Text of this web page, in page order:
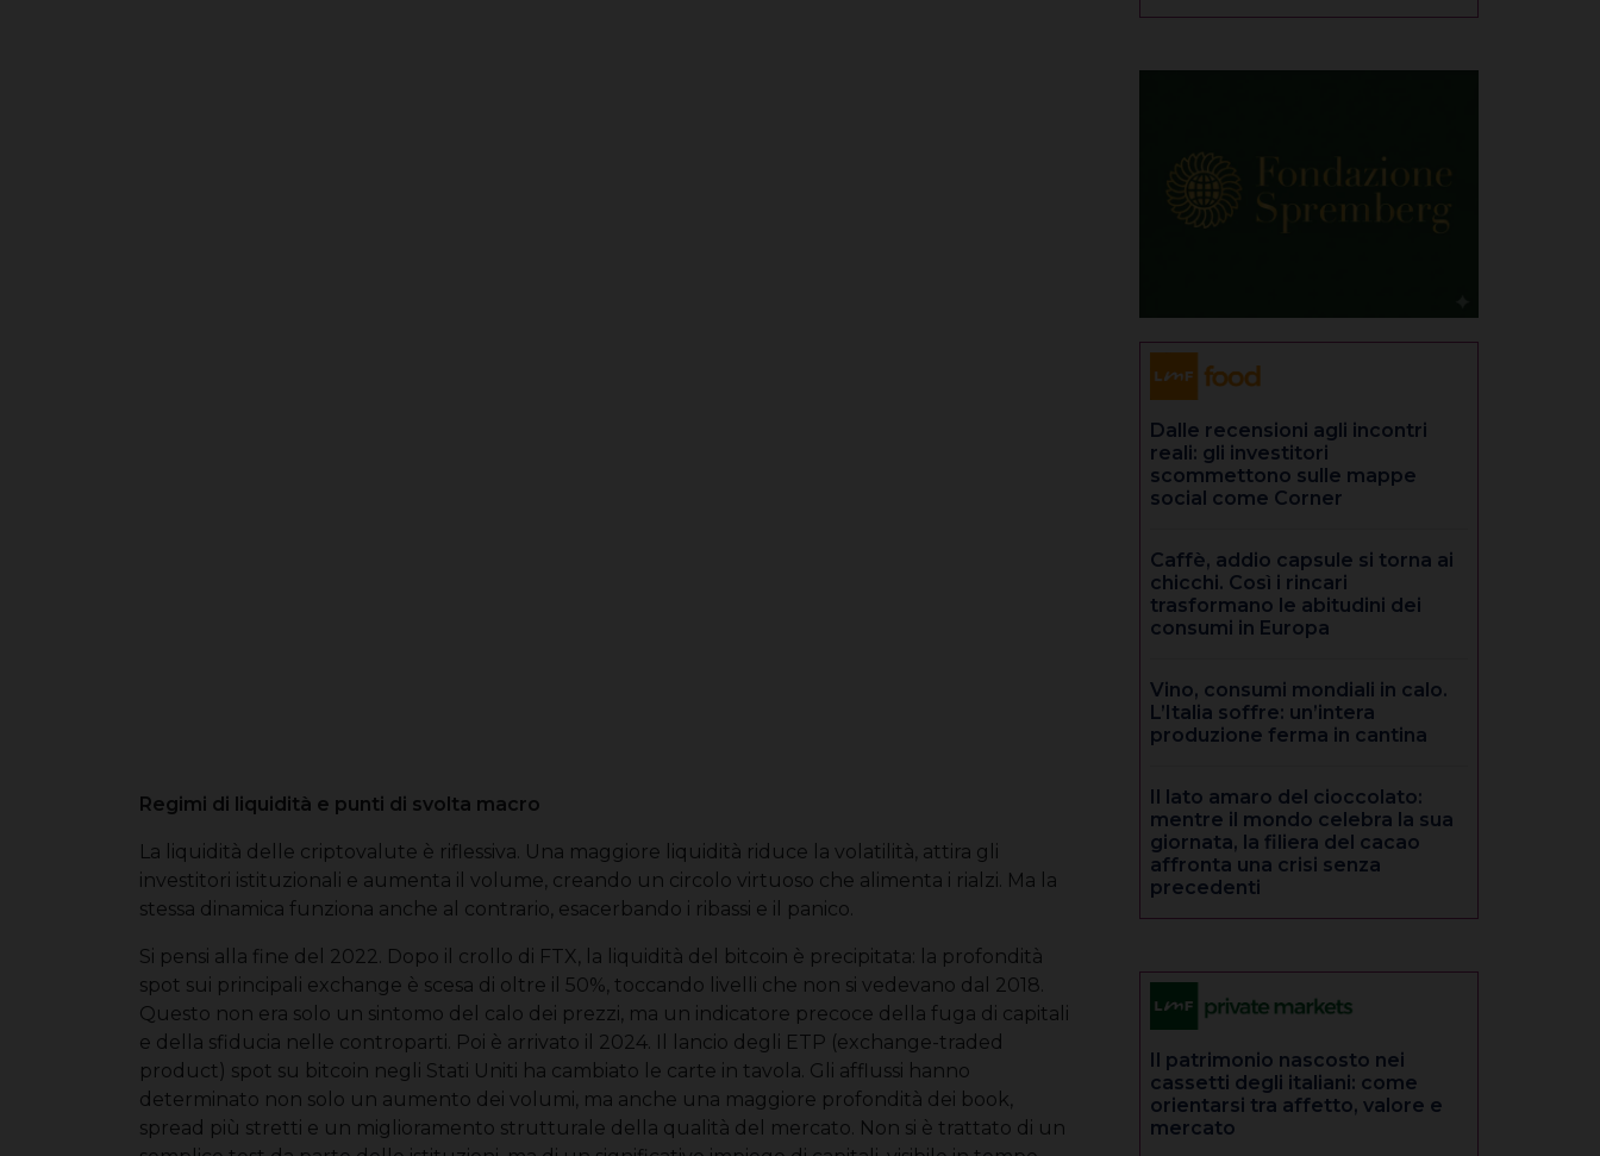
Regimi di liquidità e punti di svolta macro
La liquidità delle criptovalute è riflessiva. Una maggiore liquidità riduce la volatilità, attira gli
investitori istituzionali e aumenta il volume, creando un circolo virtuoso che alimenta i rialzi. Ma la
stessa dinamica funziona anche al contrario, esacerbando i ribassi e il panico.
Si pensi alla fine del 2022. Dopo il crollo di FTX, la liquidità del bitcoin è precipitata: la profondità
spot sui principali exchange è scesa di oltre il 50%, toccando livelli che non si vedevano dal 2018.
Questo non era solo un sintomo del calo dei prezzi, ma un indicatore precoce della fuga di capitali
e della sfiducia nelle controparti. Poi è arrivato il 2024. Il lancio degli ETP (exchange-traded
product) spot su bitcoin negli Stati Uniti ha cambiato le carte in tavola. Gli afflussi hanno
determinato non solo un aumento dei volumi, ma anche una maggiore profondità dei book,
spread più stretti e un miglioramento strutturale della qualità del mercato. Non si è trattato di un
Dalle recensioni agli incontri
reali: gli investitori
scommettono sulle mappe
social come Corner
Caffè, addio capsule si torna ai
chicchi. Così i rincari
trasformano le abitudini dei
consumi in Europa
Vino, consumi mondiali in calo.
L’Italia soffre: un’intera
produzione ferma in cantina
Il lato amaro del cioccolato:
mentre il mondo celebra la sua
giornata, la filiera del cacao
affronta una crisi senza
precedenti
Il patrimonio nascosto nei
cassetti degli italiani: come
orientarsi tra affetto, valore e
mercato